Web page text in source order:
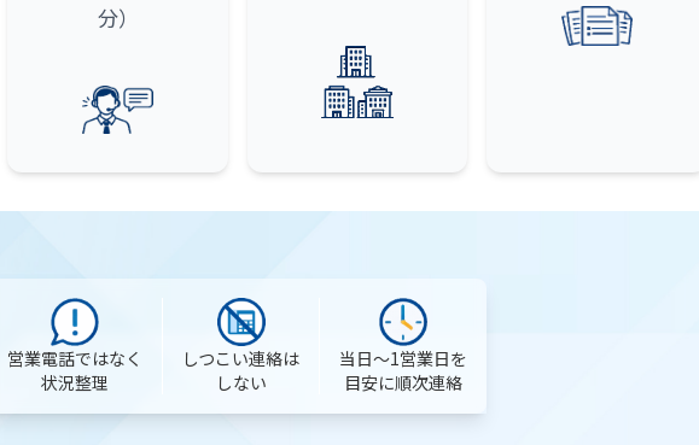
分）
営業電話ではなく
状況整理
しつこい連絡は
しない
当日〜1営業日を
目安に順次連絡